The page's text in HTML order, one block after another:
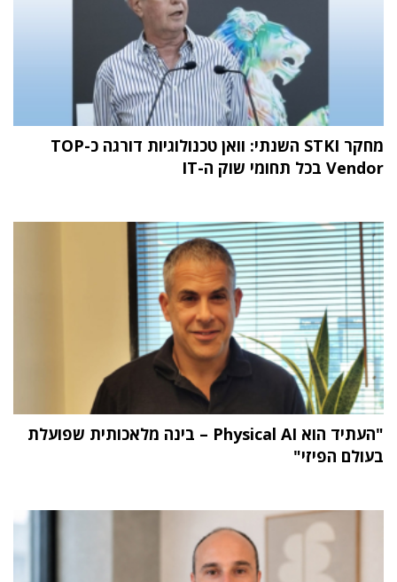
מחקר STKI השנתי: וואן טכנולוגיות דורגה כ-TOP
Vendor בכל תחומי שוק ה-IT
"העתיד הוא Physical AI – בינה מלאכותית שפועלת
בעולם הפיזי"